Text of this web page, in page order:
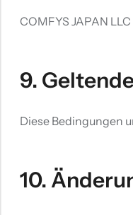
COMFYS JAPAN
9.
Diese Bedingungen
10.